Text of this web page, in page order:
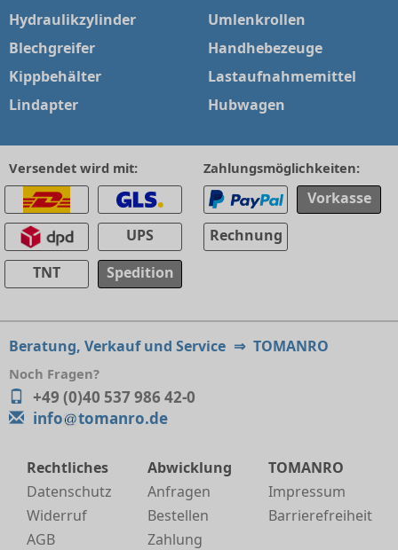
Hydraulikzylinder
Blechgreifer
Kippbehälter
Lindapter
Umlenkrollen
Handhebezeuge
Lastaufnahmemittel
Hubwagen
Versendet wird mit:
UPS
TNT
Spedition
Zahlungsmöglichkeiten:
Vorkasse
Rechnung
Beratung, Verkauf und Service ⇒ TOMANRO
Noch Fragen?
+49 (0)40 537 986 42-0
info
tomanro.de
Rechtliches
Datenschutz
Widerruf
AGB
Abwicklung
Anfragen
Bestellen
Zahlung
TOMANRO
Impressum
Barrierefreiheit